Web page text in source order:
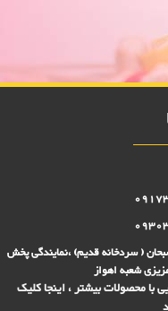
( سردخانه قدیم) ،نمایندگی پخش
شعبه اهواز
با محصولات بیشتر ، اینجا کلیک